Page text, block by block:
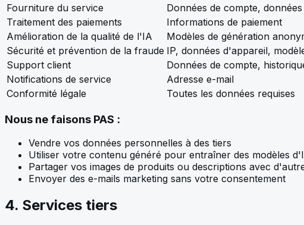
Fourniture du service
Données de compte,
Traitement des paiements
Informations de paiement
Amélioration de la qualité de l'IA
Modèles de génération
Sécurité et prévention de la fraude IP, données d'appareil,
Support client
Données de compte,
Notifications de service
Adresse e-mail
Conformité légale
Toutes les données requises
Nous ne faisons PAS :
Vendre vos données personnelles à des tiers
Utiliser votre contenu généré pour entraîner des modèles
Partager vos images de produits ou descriptions avec
Envoyer des e-mails marketing sans votre consentement
4. Services tiers